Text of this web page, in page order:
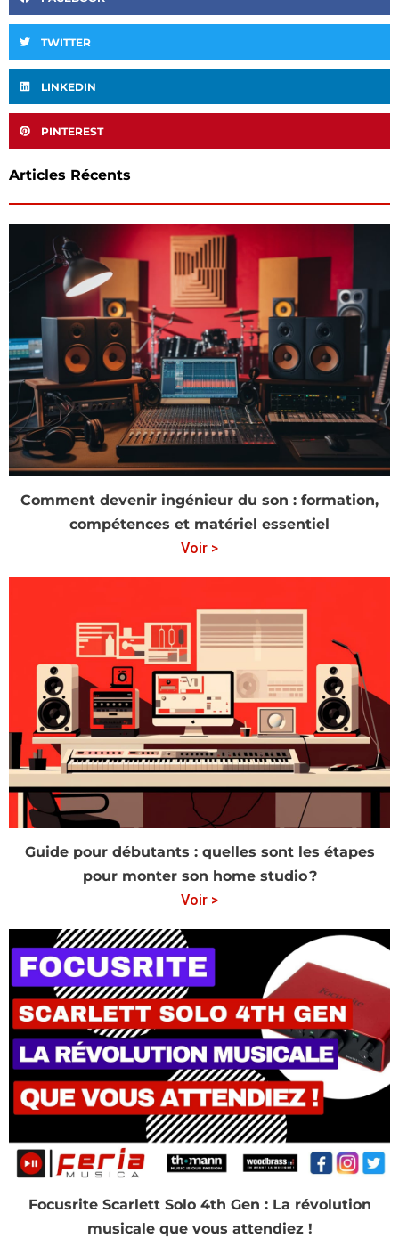
TWITTER
LINKEDIN
PINTEREST
Articles Récents
Comment devenir ingénieur du son : formation,
compétences et matériel essentiel
Voir >
Guide pour débutants : quelles sont les étapes
pour monter son home studio ?
Voir >
Focusrite Scarlett Solo 4th Gen : La révolution
musicale que vous attendiez !